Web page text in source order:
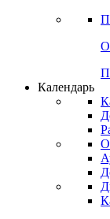
Календарь